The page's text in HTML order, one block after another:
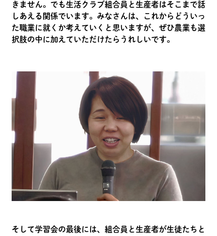
きません。でも生活クラブ組合員と生産者はそこまで話
しあえる関係でいます。みなさんは、これからどういっ
た職業に就くか考えていくと思いますが、ぜひ農業も選
択肢の中に加えていただけたらうれしいです。
そして学習会の最後には、組合員と生産者が生徒たちと